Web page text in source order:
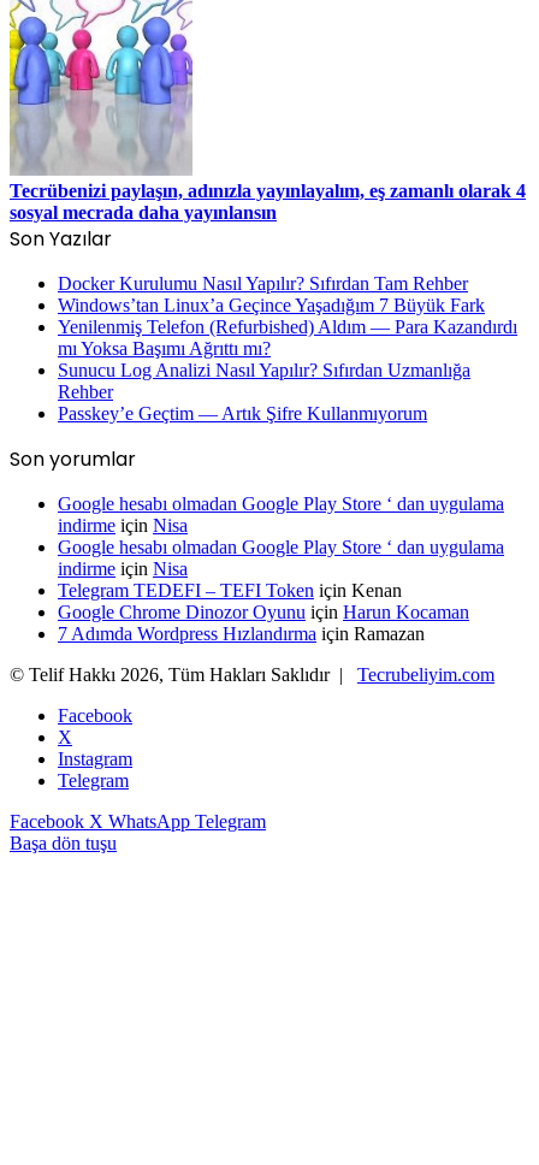
Tecrübenizi paylaşın, adınızla yayınlayalım, eş zamanlı olarak 4
sosyal mecrada daha yayınlansın
Son Yazılar
Docker Kurulumu Nasıl Yapılır? Sıfırdan Tam Rehber
Windows’tan Linux’a Geçince Yaşadığım 7 Büyük Fark
Yenilenmiş Telefon (Refurbished) Aldım — Para Kazandırdı
mı Yoksa Başımı Ağrıttı mı?
Sunucu Log Analizi Nasıl Yapılır? Sıfırdan Uzmanlığa
Rehber
Passkey’e Geçtim — Artık Şifre Kullanmıyorum
Son yorumlar
Google hesabı olmadan Google Play Store ‘ dan uygulama
indirme için Nisa
Google hesabı olmadan Google Play Store ‘ dan uygulama
indirme için Nisa
Telegram TEDEFI – TEFI Token için Kenan
Google Chrome Dinozor Oyunu için Harun Kocaman
7 Adımda Wordpress Hızlandırma için Ramazan
© Telif Hakkı 2026, Tüm Hakları Saklıdır | Tecrubeliyim.com
Facebook
X
Instagram
Telegram
Facebook X WhatsApp Telegram
Başa dön tuşu